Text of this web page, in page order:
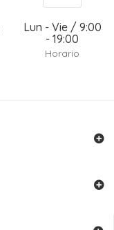
Lun - Vie / 9:00
- 19:00
Horario